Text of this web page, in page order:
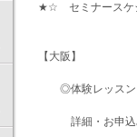
★☆ セミナース
【大阪】
◎体験レッスン
詳細・お申込み